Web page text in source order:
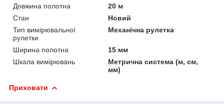
Довжина полотна
20 м
Стан
Новий
Тип вимірювальної
рулетки
Механічна рулетка
Ширина полотна
15 мм
Шкала вимірювань
Метрична система (м, см,
мм)
Приховати